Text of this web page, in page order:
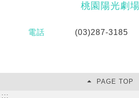
桃園陽光劇場
電話 (03)287-3185
PAGE TOP
:::